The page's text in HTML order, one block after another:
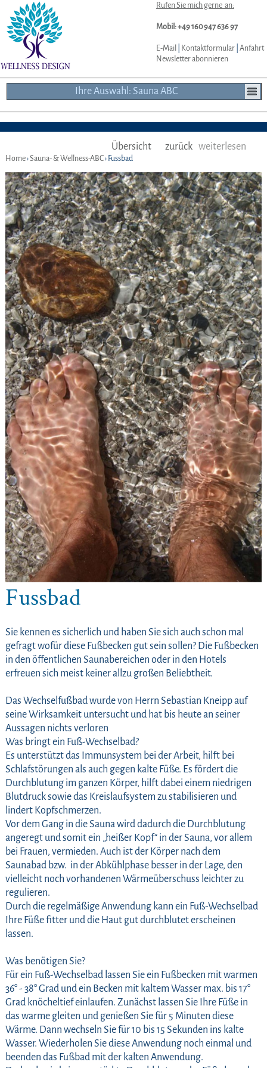
Rufen Sie mich gerne an:
Mobil: +49 160 947 636 97
E-Mail Kontaktformular Anfahrt
Newsletter abonnieren
Ihre Auswahl: Sauna ABC
Übersicht zurück weiterlesen
Home›Sauna- & Wellness-ABC› Fussbad
Fussbad
Sie kennen es sicherlich und haben Sie sich auch schon mal
gefragt wofür diese Fußbecken gut sein sollen? Die Fußbecken
in den öffentlichen Saunabereichen oder in den Hotels
erfreuen sich meist keiner allzu großen Beliebtheit.
Das Wechselfußbad wurde von Herrn Sebastian Kneipp auf
seine Wirksamkeit untersucht und hat bis heute an seiner
Aussagen nichts verloren
Was bringt ein Fuß-Wechselbad?
Es unterstützt das Immunsystem bei der Arbeit, hilft bei
Schlafstörungen als auch gegen kalte Füße. Es fördert die
Durchblutung im ganzen Körper, hilft dabei einem niedrigen
Blutdruck sowie das Kreislaufsystem zu stabilisieren und
lindert Kopfschmerzen.
Vor dem Gang in die Sauna wird dadurch die Durchblutung
angeregt und somit ein „heißer Kopf“ in der Sauna, vor allem
bei Frauen, vermieden. Auch ist der Körper nach dem
Saunabad bzw. in der Abkühlphase besser in der Lage, den
vielleicht noch vorhandenen Wärmeüberschuss leichter zu
regulieren.
Durch die regelmäßige Anwendung kann ein Fuß-Wechselbad
Ihre Füße fitter und die Haut gut durchblutet erscheinen
lassen.
Was benötigen Sie?
Für ein Fuß-Wechselbad lassen Sie ein Fußbecken mit warmen
36° - 38° Grad und ein Becken mit kaltem Wasser max. bis 17°
Grad knöcheltief einlaufen. Zunächst lassen Sie Ihre Füße in
das warme gleiten und genießen Sie für 5 Minuten diese
Wärme. Dann wechseln Sie für 10 bis 15 Sekunden ins kalte
Wasser. Wiederholen Sie diese Anwendung noch einmal und
beenden das Fußbad mit der kalten Anwendung.